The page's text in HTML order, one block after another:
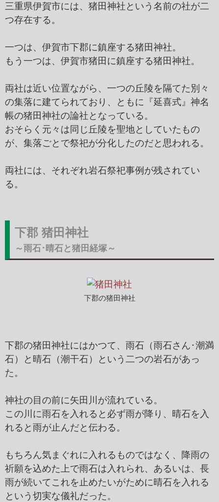
三重県伊賀市には、猪田神社という名前の社が二
つ存在する。
一つは、伊賀市下郡に鎮座する猪田神社。
もう一つは、伊賀市猪田に鎮座する猪田神社。
両社は近い位置ながら、一つの丘陵を隔てた別々
の集落に建てられており、ともに『延喜式』神名
帳の猪田神社の論社となっている。
おそらく元々は同じ丘陵を聖地としていたもの
が、集落ごとで祭祀が分化したのだと思われる。
両社には、それぞれ岩石祭祀事例が残されてい
る。
下郡 猪田神社
～雨石･晴石と猪田経塚～
下郡の猪田神社
下郡の猪田神社にはかつて、雨石（雨石さん･潮満
石）と晴石（潮干石）という二つの岩石があっ
た。
神社の目の前に矢田川が流れている。
この川に雨石を入れると必ず雨が降り、晴石を入
れると雨が止んだと伝わる。
もちろん気まぐれに入れるものではなく、降雨の
祈願を込めた上で雨石は入れられ、あるいは、長
雨が続いてこれを止めたいがために晴石を入れる
という切実な儀礼だった。